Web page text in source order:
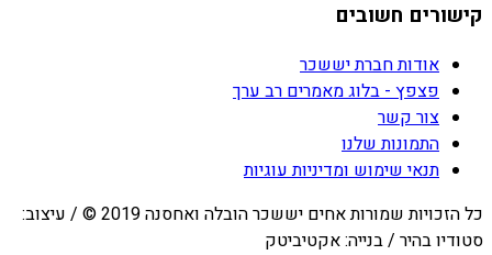
קישורים חשובים
אודות חברת יששכר
פצפץ - בלוג מאמרים רב ערך
צור קשר
התמונות שלנו
תנאי שימוש ומדיניות עוגיות
כל הזכויות שמורות אחים יששכר הובלה ואחסנה 2019 © / עיצוב:
סטודיו בהיר / בנייה: אקטיביטק